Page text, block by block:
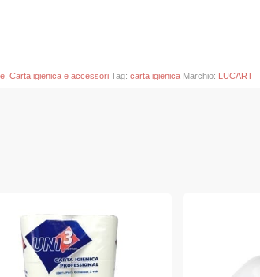
,Carta igienica e accessori Tag:carta igienica Marchio: LUCART